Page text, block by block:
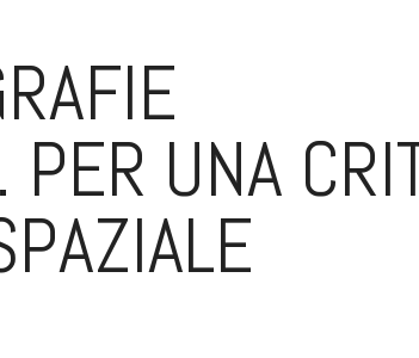
PER UNA